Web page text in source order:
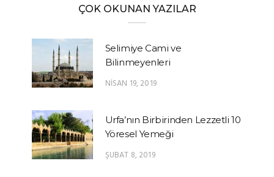
ÇOK OKUNAN YAZILAR
Selimiye Cami ve
Bilinmeyenleri
NISAN 19, 2019
Urfa’nın Birbirinden Lezzetli 10
Yöresel Yemeği
ŞUBAT 8, 2019